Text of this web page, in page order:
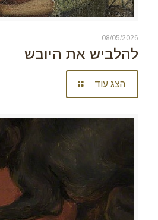
08/05/2026
להלביש את היובש
הצג עוד